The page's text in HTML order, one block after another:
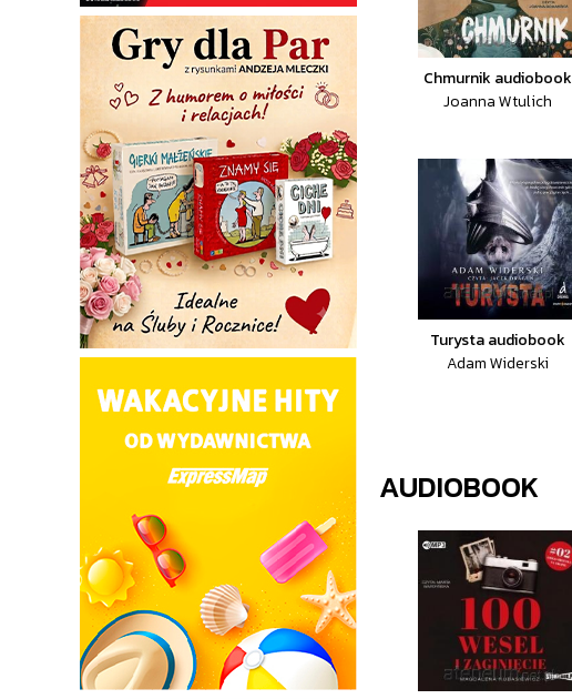
Chmurnik audiobook
Joanna Wtulich
Turysta audiobook
Adam Widerski
AUDIOBOOK